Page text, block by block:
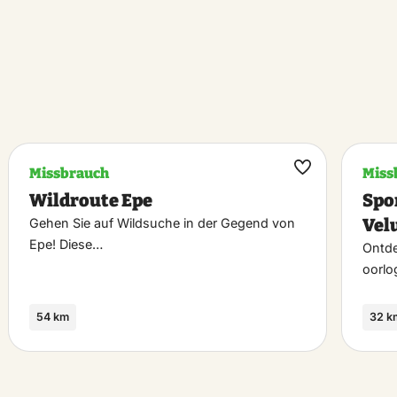
Missbrauch
Wildroute Epe
Gehen Sie auf Wildsuche in der Gegend von
Epe! Diese…
54 km
Maak
32